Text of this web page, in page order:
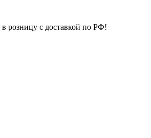
розницу с доставкой по РФ!